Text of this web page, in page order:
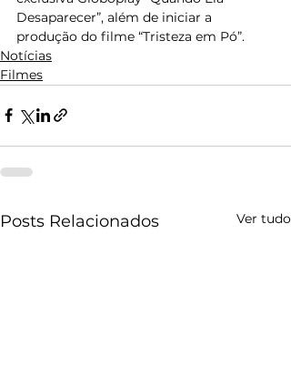
Desaparecer”, além de iniciar a
produção do filme “Tristeza em Pó”.
Notícias
Filmes
Posts Relacionados Ver tudo